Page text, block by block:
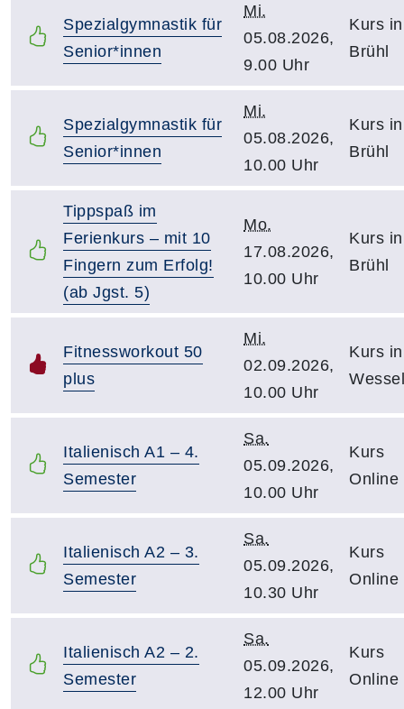
Spezialgymnastik für
Senior*innen
Mi.
05.08.2026,
9.00 Uhr
Kurs in
Brühl
Spezialgymnastik für
Senior*innen
Mi.
05.08.2026,
10.00 Uhr
Kurs in
Brühl
Tippspaß im
Ferienkurs – mit 10
Fingern zum Erfolg!
(ab Jgst. 5)
Mo.
17.08.2026,
10.00 Uhr
Kurs in
Brühl
Fitnessworkout 50
plus
Mi.
02.09.2026,
10.00 Uhr
Kurs in
Italienisch A1 – 4.
Semester
Sa.
05.09.2026,
10.00 Uhr
Kurs
Online
Italienisch A2 – 3.
Semester
Sa.
05.09.2026,
10.30 Uhr
Kurs
Online
Italienisch A2 – 2.
Semester
Sa.
05.09.2026,
12.00 Uhr
Kurs
Online